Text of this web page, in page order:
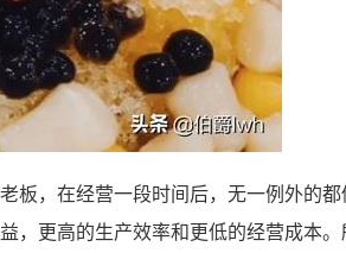
板，在经营一段时间后，无一例外的
，更高的生产效率和更低的经营成本